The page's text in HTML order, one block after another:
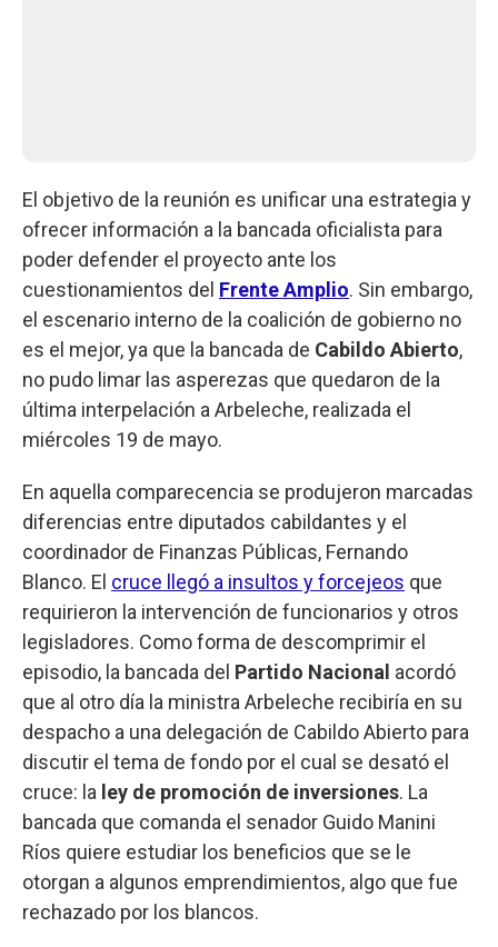
El objetivo de la reunión es unificar una estrategia y
ofrecer información a la bancada oficialista para
poder defender el proyecto ante los
cuestionamientos del Frente Amplio. Sin embargo,
el escenario interno de la coalición de gobierno no
es el mejor, ya que la bancada de Cabildo Abierto,
no pudo limar las asperezas que quedaron de la
última interpelación a Arbeleche, realizada el
miércoles 19 de mayo.
En aquella comparecencia se produjeron marcadas
diferencias entre diputados cabildantes y el
coordinador de Finanzas Públicas, Fernando
Blanco. El cruce llegó a insultos y forcejeos que
requirieron la intervención de funcionarios y otros
legisladores. Como forma de descomprimir el
episodio, la bancada del Partido Nacional acordó
que al otro día la ministra Arbeleche recibiría en su
despacho a una delegación de Cabildo Abierto para
discutir el tema de fondo por el cual se desató el
cruce: la ley de promoción de inversiones. La
bancada que comanda el senador Guido Manini
Ríos quiere estudiar los beneficios que se le
otorgan a algunos emprendimientos, algo que fue
rechazado por los blancos.